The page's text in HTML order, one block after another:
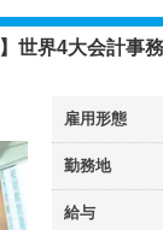
世界4大会計
雇用形態
勤務地
給与